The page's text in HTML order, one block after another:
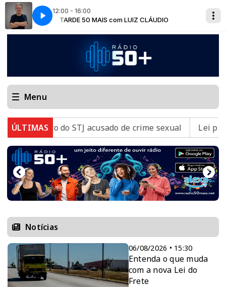
12:00 - 16:00
TARDE 50 MAIS com LUIZ CLÁUDIO
Menu
ÚLTIMASdo STJ acusado de crime sexual Lei
Notícias
06/08/2026 • 15:30
Entenda o que muda
com a nova Lei do
Frete